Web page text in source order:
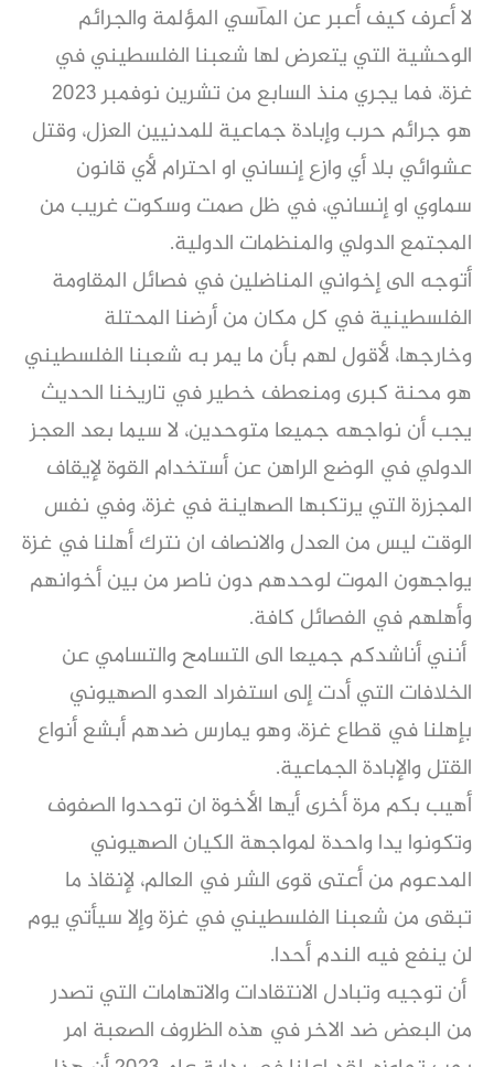
لا أعرف كيف أعبر عن المآسي المؤلمة والجرائم
الوحشية التي يتعرض لها شعبنا الفلسطيني في
غزة، فما يجري منذ السابع من تشرين نوفمبر 2023
هو جرائم حرب وإبادة جماعية للمدنيين العزل، وقتل
عشوائي بلا أي وازع إنساني او احترام لأي قانون
سماوي او إنساني، في ظل صمت وسكوت غريب من
المجتمع الدولي والمنظمات الدولية.
أتوجه الى إخواني المناضلين في فصائل المقاومة
الفلسطينية في كل مكان من أرضنا المحتلة
وخارجها، لأقول لهم بأن ما يمر به شعبنا الفلسطيني
هو محنة كبرى ومنعطف خطير في تاريخنا الحديث
يجب أن نواجهه جميعا متوحدين، لا سيما بعد العجز
الدولي في الوضع الراهن عن أستخدام القوة لإيقاف
المجزرة التي يرتكبها الصهاينة في غزة، وفي نفس
الوقت ليس من العدل والانصاف ان نترك أهلنا في غزة
يواجهون الموت لوحدهم دون ناصر من بين أخوانهم
وأهلهم في الفصائل كافة.
أنني أناشدكم جميعا الى التسامح والتسامي عن
الخلافات التي أدت إلى استفراد العدو الصهيوني
بإهلنا في قطاع غزة، وهو يمارس ضدهم أبشع أنواع
القتل والإبادة الجماعية.
أهيب بكم مرة أخرى أيها الأخوة ان توحدوا الصفوف
وتكونوا يدا واحدة لمواجهة الكيان الصهيوني
المدعوم من أعتى قوى الشر في العالم، لإنقاذ ما
تبقى من شعبنا الفلسطيني في غزة وإلا سيأتي يوم
لن ينفع فيه الندم أحدا.
أن توجيه وتبادل الانتقادات والاتهامات التي تصدر
من البعض ضد الاخر في هذه الظروف الصعبة امر